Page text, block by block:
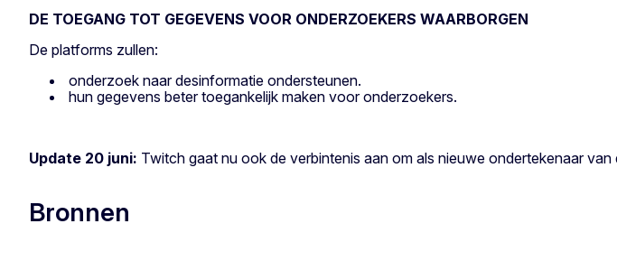
DE TOEGANG TOT GEGEVENS VOOR ONDERZOEKERS WAARBORGEN
De platforms zullen:
onderzoek naar desinformatie ondersteunen.
hun gegevens beter toegankelijk maken voor onderzoekers.
Update 20 juni: Twitch gaat nu ook de verbintenis aan om als nieuwe ondertekenaar
Bronnen